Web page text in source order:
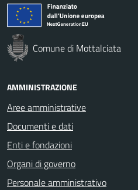
Comune di Mottalciata
AMMINISTRAZIONE
Aree amministrative
Documenti e dati
Enti e fondazioni
Organi di governo
Personale amministrativo